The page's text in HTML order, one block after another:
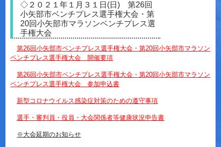
◇２０２１年１月３１日(日) 第26回
小矢部市ベンチプレス選手権大会・第
20回小矢部市マラソンベンチプレス選
手権大会
第26回小矢部市ベンチプレス選手権大会・第20回小矢部市マラソン
ベンチプレス選手権大会 開催要項
第26回小矢部市ベンチプレス選手権大会・第20回小矢部市マラソン
ベンチプレス選手権大会 参加申込書
新型コロナウイルス感染症対策のための遵守事項
選手・審判員・役員・大会関係者等健康状況申告書
※大会延期のお知らせ